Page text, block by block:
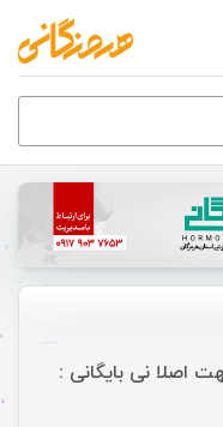
اصلا نی بایگانی :